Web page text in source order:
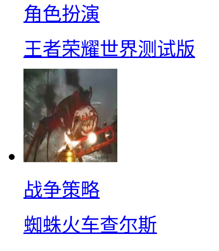
角色扮演
王者荣耀世界测试版
战争策略
蜘蛛火车查尔斯